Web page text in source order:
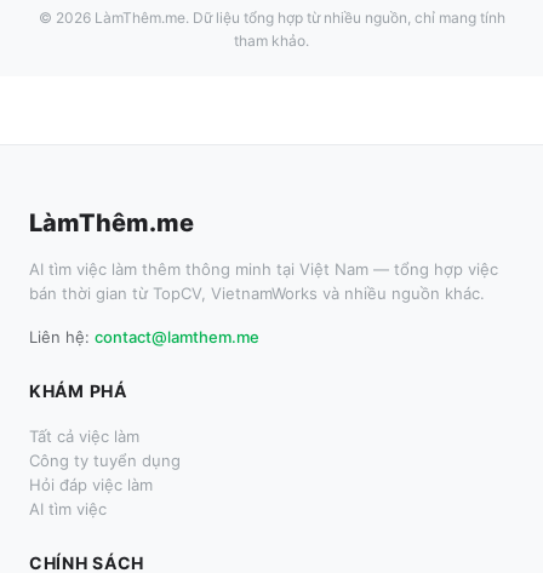
© 2026 LàmThêm.me. Dữ liệu tổng hợp từ nhiều nguồn, chỉ mang tính
tham khảo.
LàmThêm.me
AI tìm việc làm thêm thông minh tại Việt Nam — tổng hợp việc
bán thời gian từ TopCV, VietnamWorks và nhiều nguồn khác.
Liên hệ: contact@lamthem.me
KHÁM PHÁ
Tất cả việc làm
Công ty tuyển dụng
Hỏi đáp việc làm
AI tìm việc
CHÍNH SÁCH